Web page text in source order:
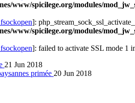
www/spicilege.org/modules/
]:
www/spicilege.org/modules/
]: failed to activate SSL mode 1
21 Jun 2018
primée 20 Jun 2018